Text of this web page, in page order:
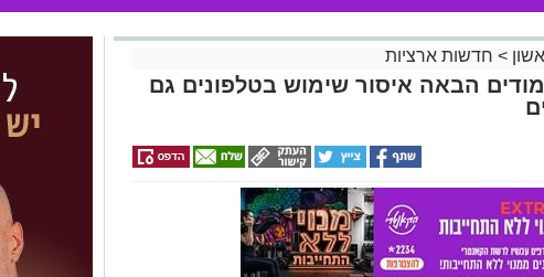
> חדשות ארציות
הבאה איסור שימוש בטלפונים גם